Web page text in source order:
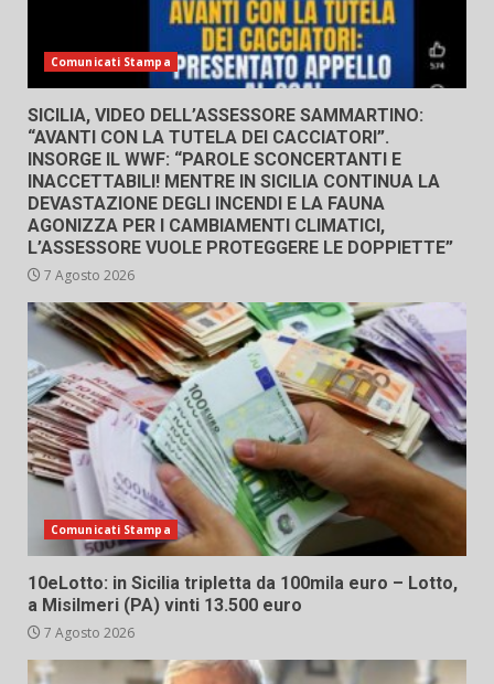
Comunicati Stampa
SICILIA, VIDEO DELL’ASSESSORE SAMMARTINO:
“AVANTI CON LA TUTELA DEI CACCIATORI”.
INSORGE IL WWF: “PAROLE SCONCERTANTI E
INACCETTABILI! MENTRE IN SICILIA CONTINUA LA
DEVASTAZIONE DEGLI INCENDI E LA FAUNA
AGONIZZA PER I CAMBIAMENTI CLIMATICI,
L’ASSESSORE VUOLE PROTEGGERE LE DOPPIETTE”
7 Agosto 2026
Comunicati Stampa
10eLotto: in Sicilia tripletta da 100mila euro – Lotto,
a Misilmeri (PA) vinti 13.500 euro
7 Agosto 2026